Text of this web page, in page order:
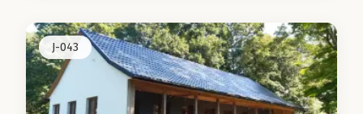
J-043